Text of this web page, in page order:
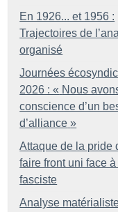
En 1926... et 1956 :
Trajectoires de
organisé
Journées
2026 : « Nous
conscience d’un
d’alliance »
Attaque de la pride
faire front uni face à
fasciste
Analyse